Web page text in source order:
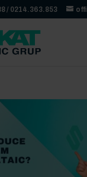
/ 0214.363.853